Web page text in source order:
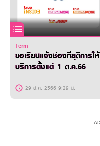
Term
ขอเรียนแจ้งช่องที่ยุติการให้
บริการตั้งแต่ 1 ต.ค.66
29 ส.ค. 2566 9:29 น.